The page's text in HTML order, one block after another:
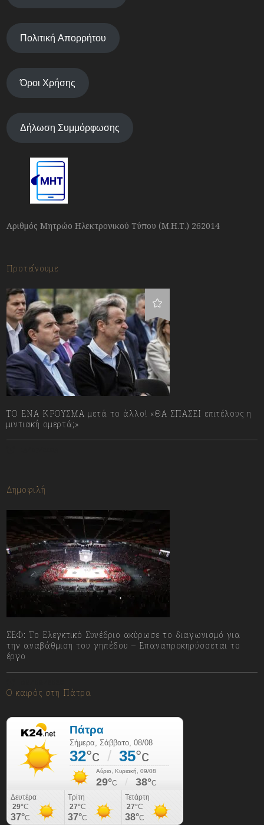
Πολιτική Απορρήτου
Όροι Χρήσης
Δήλωση Συμμόρφωσης
Αριθμός Μητρώο Ηλεκτρονικού Τύπου (Μ.Η.Τ.) 262014
Προτείνουμε
ΤΟ ΕΝΑ ΚΡΟΥΣΜΑ μετά το άλλο! «ΘΑ ΣΠΑΣΕΙ επιτέλους η
μιντιακή ομερτά;»
Δημοφιλή
ΣΕΦ: Το Ελεγκτικό Συνέδριο ακύρωσε το διαγωνισμό για
την αναβάθμιση του γηπέδου – Επαναπροκηρύσσεται το
έργο
Ο καιρός στη Πάτρα